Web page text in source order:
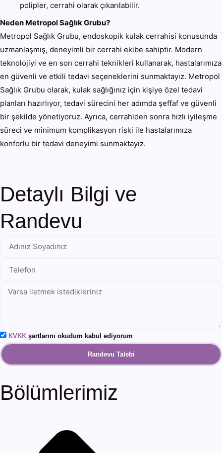
polipler, cerrahi olarak çıkarılabilir.
Neden Metropol Sağlık Grubu?
Metropol Sağlık Grubu, endoskopik kulak cerrahisi konusunda
uzmanlaşmış, deneyimli bir cerrahi ekibe sahiptir. Modern
teknolojiyi ve en son cerrahi teknikleri kullanarak, hastalarımıza
en güvenli ve etkili tedavi seçeneklerini sunmaktayız. Metropol
Sağlık Grubu olarak, kulak sağlığınız için kişiye özel tedavi
planları hazırlıyor, tedavi sürecini her adımda şeffaf ve güvenli
bir şekilde yönetiyoruz. Ayrıca, cerrahiden sonra hızlı iyileşme
süreci ve minimum komplikasyon riski ile hastalarımıza
konforlu bir tedavi deneyimi sunmaktayız.
Detaylı Bilgi ve
Randevu
KVKK şartlarını okudum kabul ediyorum
Randevu Talebi
Bölümlerimiz